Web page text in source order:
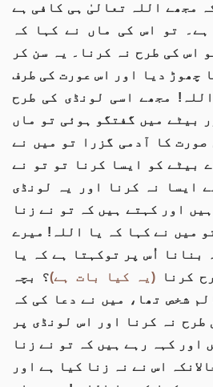
مجھے اللہ تعالیٰ ہی کافی ہے
ہے۔ تو اس کی ماں نے کہا کہ
اس کی طرح نہ کرنا۔ یہ سن کر
چھوڑ دیا اور اس عورت کی طرف
مجھے اسی لونڈی کی طرح
بیٹے میں گفتگو ہوئی تو ماں
صورت کا آدمی گزرا تو میں نے
بیٹے کو ایسا کرنا تو تو نے
ایسا نہ کرنا اور یہ لونڈی
اور کہتے ہیں کہ تو نے زنا
میں نے کہا کہ یا اللہ! میرے
بنانا اُس پر توکہتا ہے کہ یا
کرنا (یہ کیا بات ہے)؟ بچہ
شخص تھا، میں نے دعا کی کہ
طرح نہ کرنا اور اس لونڈی پر
اور کہہ رہے ہیں کہ تو نے زنا
اس نے نہ زنا کیا ہے اور